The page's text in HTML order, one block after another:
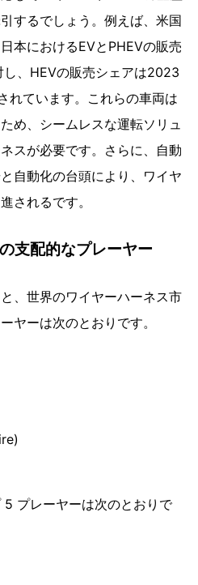
するでしょう。例えば、米国
本におけるEVとPHEVの販売
し、HEVの販売シェアは2023
れています。これらの車両は
め、シームレスな運転ソリュ
スが必要です。さらに、自動
自動化の台頭により、ワイヤ
されるです。
支配的なプレーヤー
、世界のワイヤーハーネス市
ヤーは次のとおりです。
プレーヤーは次のとおりで